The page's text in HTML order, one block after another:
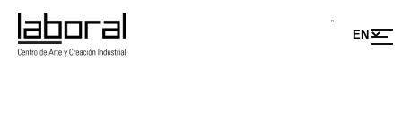
Skip
content